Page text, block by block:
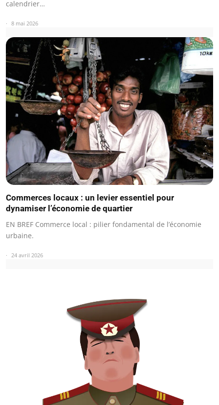
calendrier…
8 mai 2026
Commerces locaux : un levier essentiel pour
dynamiser l’économie de quartier
EN BREF Commerce local : pilier fondamental de l’économie
urbaine.
24 avril 2026